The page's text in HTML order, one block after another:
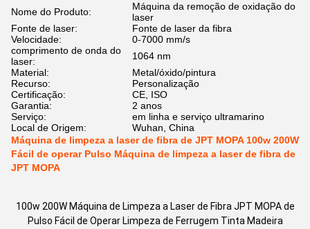
Nome do Produto:
Máquina da remoção de oxidação do
laser
Fonte de laser:
Fonte de laser da fibra
Velocidade:
0-7000 mm/s
comprimento de onda do
laser:
1064 nm
Material:
Metal/óxido/pintura
Recurso:
Personalização
Certificação:
CE, ISO
Garantia:
2 anos
Serviço:
em linha e serviço ultramarino
Local de Origem:
Wuhan, China
Máquina de limpeza a laser de fibra de JPT MOPA 100w 200W
Fácil de operar Pulso Máquina de limpeza a laser de fibra de
JPT MOPA
100w 200W Máquina de Limpeza a Laser de Fibra JPT MOPA de
Pulso Fácil de Operar Limpeza de Ferrugem Tinta Madeira